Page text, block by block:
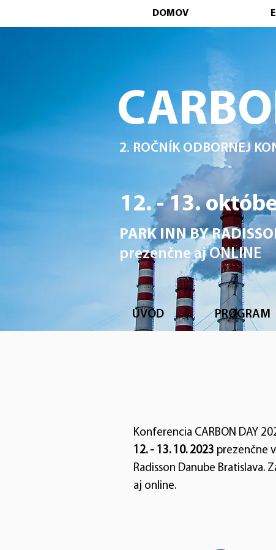
DOMOV
2. ROČNÍK ODBORNEJ
12. - 13.
PARK INN BY
prezenčne aj ONLINE
ÚVOD PROGRAM
Konferencia CARBON DAY
12. - 13. 10. 2023 prezenčne
Radisson Danube Bratislava.
aj online.